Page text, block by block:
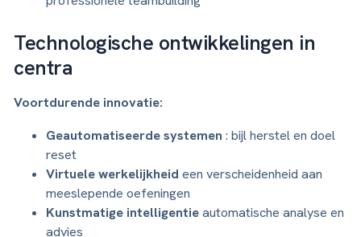
Technologische ontwikkelingen in
centra
Voortdurende innovatie:
Geautomatiseerde systemen : bijl herstel en doel
reset
Virtuele werkelijkheid een verscheidenheid aan
meeslepende oefeningen
Kunstmatige intelligentieautomatische analyse en
advies